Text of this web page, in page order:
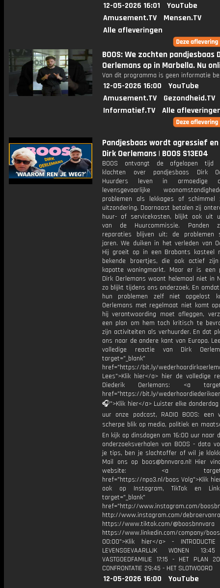
12-05-2026 16:01
YouTube
Amusement.TV
Mensen.TV
Alle afleveringen
BOOS: We zochten pandjesbaas
Oerlemans op in Marbella. Nu
Van dit programma is geen informatie
12-05-2026 16:00
YouTube
Amusement.TV
Gezondheid.TV
Informatief.TV
Alle
Pandjesbaas wordt agressief
Dirk Oerlemans | BOOS S13E04
BOOS ontvangt de afgelopen tijd
klachten over pandjesbaas Dirk
Huurders leven in armoedige
levensgevaarlijke
problemen als lekkages of schimmel
uitzondering. Daarnaast betalen zij
huur- of servicekosten, blijkt ook uit
van de Huurcommissie. Panden
reparaties blijven uit; de problemen
jaren. We duiken in het verleden van
Hij groeit op in een Brabants kasteel
bekende broertjes, die ook actief
kapotte woningmarkt. Maar er is een
Dirk Oerlemans woont helemaal niet in
zo blijkt tijdens ons onderzoek. En
hun problemen zelf niet opgelost
Oerlemans met regelmaat niet komt
hij verantwoording moet afleggen,
een plan om hem toch kritisch te
zijn activiteiten als verhuurder. En dat
ons naar de andere kant van Europa.
volledige reactie van Dirk
target="_blank"
href="https://bit.ly/
Lees">Klik hier</a> hier de volledige
Diederik Oerlemans: <a
href="https://bit.ly/
🎧">Klik hier</a> Luister elke
uur onze podcast, RADIO BOOS: een
scherpe blik op media, politiek en
En kijk op dinsdagen om 16:00 uur naar
onderzoeksverhalen van BOOS - data
je tips, ben je slachtoffer of wil je
Mail ons op boos@bnnvara.nl! Hier
website: <a
href="https://npo3.nl/boos Volg">Klik
ook op Instagram, TikTok en
target="_blank"
href="http://www.instagram.com/
http://www.instagram.com/
https://www.tiktok.com/@boosbnnvara
https://www.linkedin.com/company/
00:00">Klik hier</a> -
LEVENSGEVAARLIJK WONEN
VASTGOEDFAMILIE 17:15 - HET PLAN
CONFRONTATIE 29:45 - HET SLOTWOORD
12-05-2026 16:00
YouTube